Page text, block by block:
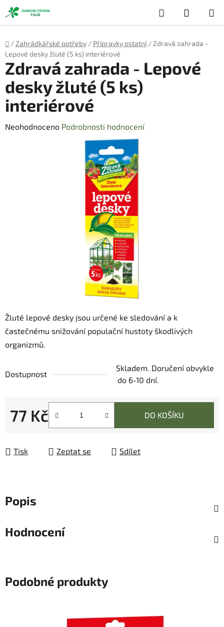
Přejít
na
obsah
Hledat
KOŠÍK
Domů
/ Zahrádkářské potřeby / Přípravky ostatní / Zdravá zahrada -
Lepové desky žluté (5 ks) interiérové
Žluté lepové desky jsou určené ke sledování a k
častečnému snižování populační hustoty škodlivých
organizmů.
Dostupnost
Skladem. Doručení obvykle
do 6-10 dní.
77 Kč
Měrná cena:
DO KOŠÍKU
Tisk Zeptat se Sdílet
Zdravá zahrada - Lepové
desky žluté (5 ks)
interiérové
Průměrné
Neohodnoceno Podrobnosti hodnocení
Popis
Hodnocení
Podobné produkty